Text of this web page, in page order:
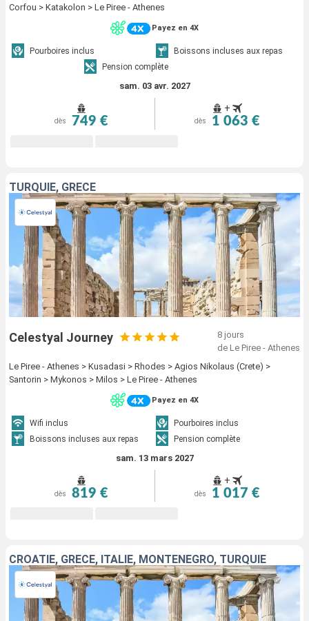
Corfou > Katakolon > Le Piree - Athenes
Payez en 4X
Pourboires inclus
Boissons incluses aux repas
Pension complète
sam. 03 avr. 2027
dès 749 €
+
dès 1 063 €
TURQUIE, GRÈCE
Celestyal Journey
8 jours
de Le Piree - Athenes
Le Piree - Athenes > Kusadasi > Rhodes > Agios Nikolaus (Crete) >
Santorin > Mykonos > Milos > Le Piree - Athenes
Payez en 4X
Wifi inclus
Pourboires inclus
Boissons incluses aux repas
Pension complète
sam. 13 mars 2027
dès 819 €
+
dès 1 017 €
CROATIE, GRÈCE, ITALIE, MONTÉNÉGRO, TURQUIE